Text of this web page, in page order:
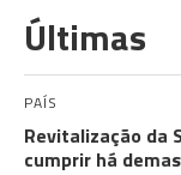
Últimas
PAÍS
Revitalização da
cumprir há